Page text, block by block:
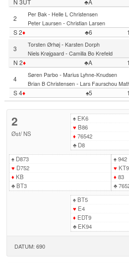
N 3UT ♣A
2
Per Bak- Helle L Christensen
Peter Laursen- Christian Larsen
S 2♦ ♣6
3
Torsten Ørhøj- Karsten Dorph
Niels Krøjgaard- Camilla Bo Krefeld
N 2♦ ♣A
4
Søren Parbo- Marius Lyhne-Knudsen
Brian B Christensen- Lars Faurschou
S 4♦ ♠5
2
Øst/ NS
♠EK6
♥ B86
♦ 76542
♣D8
♠D873
♥ D752
♦ KB
♣BT3
♠942
♥
♦ 83
♣
♠BT5
♥ E4
♦ EDT9
♣EK94
DATUM: 690